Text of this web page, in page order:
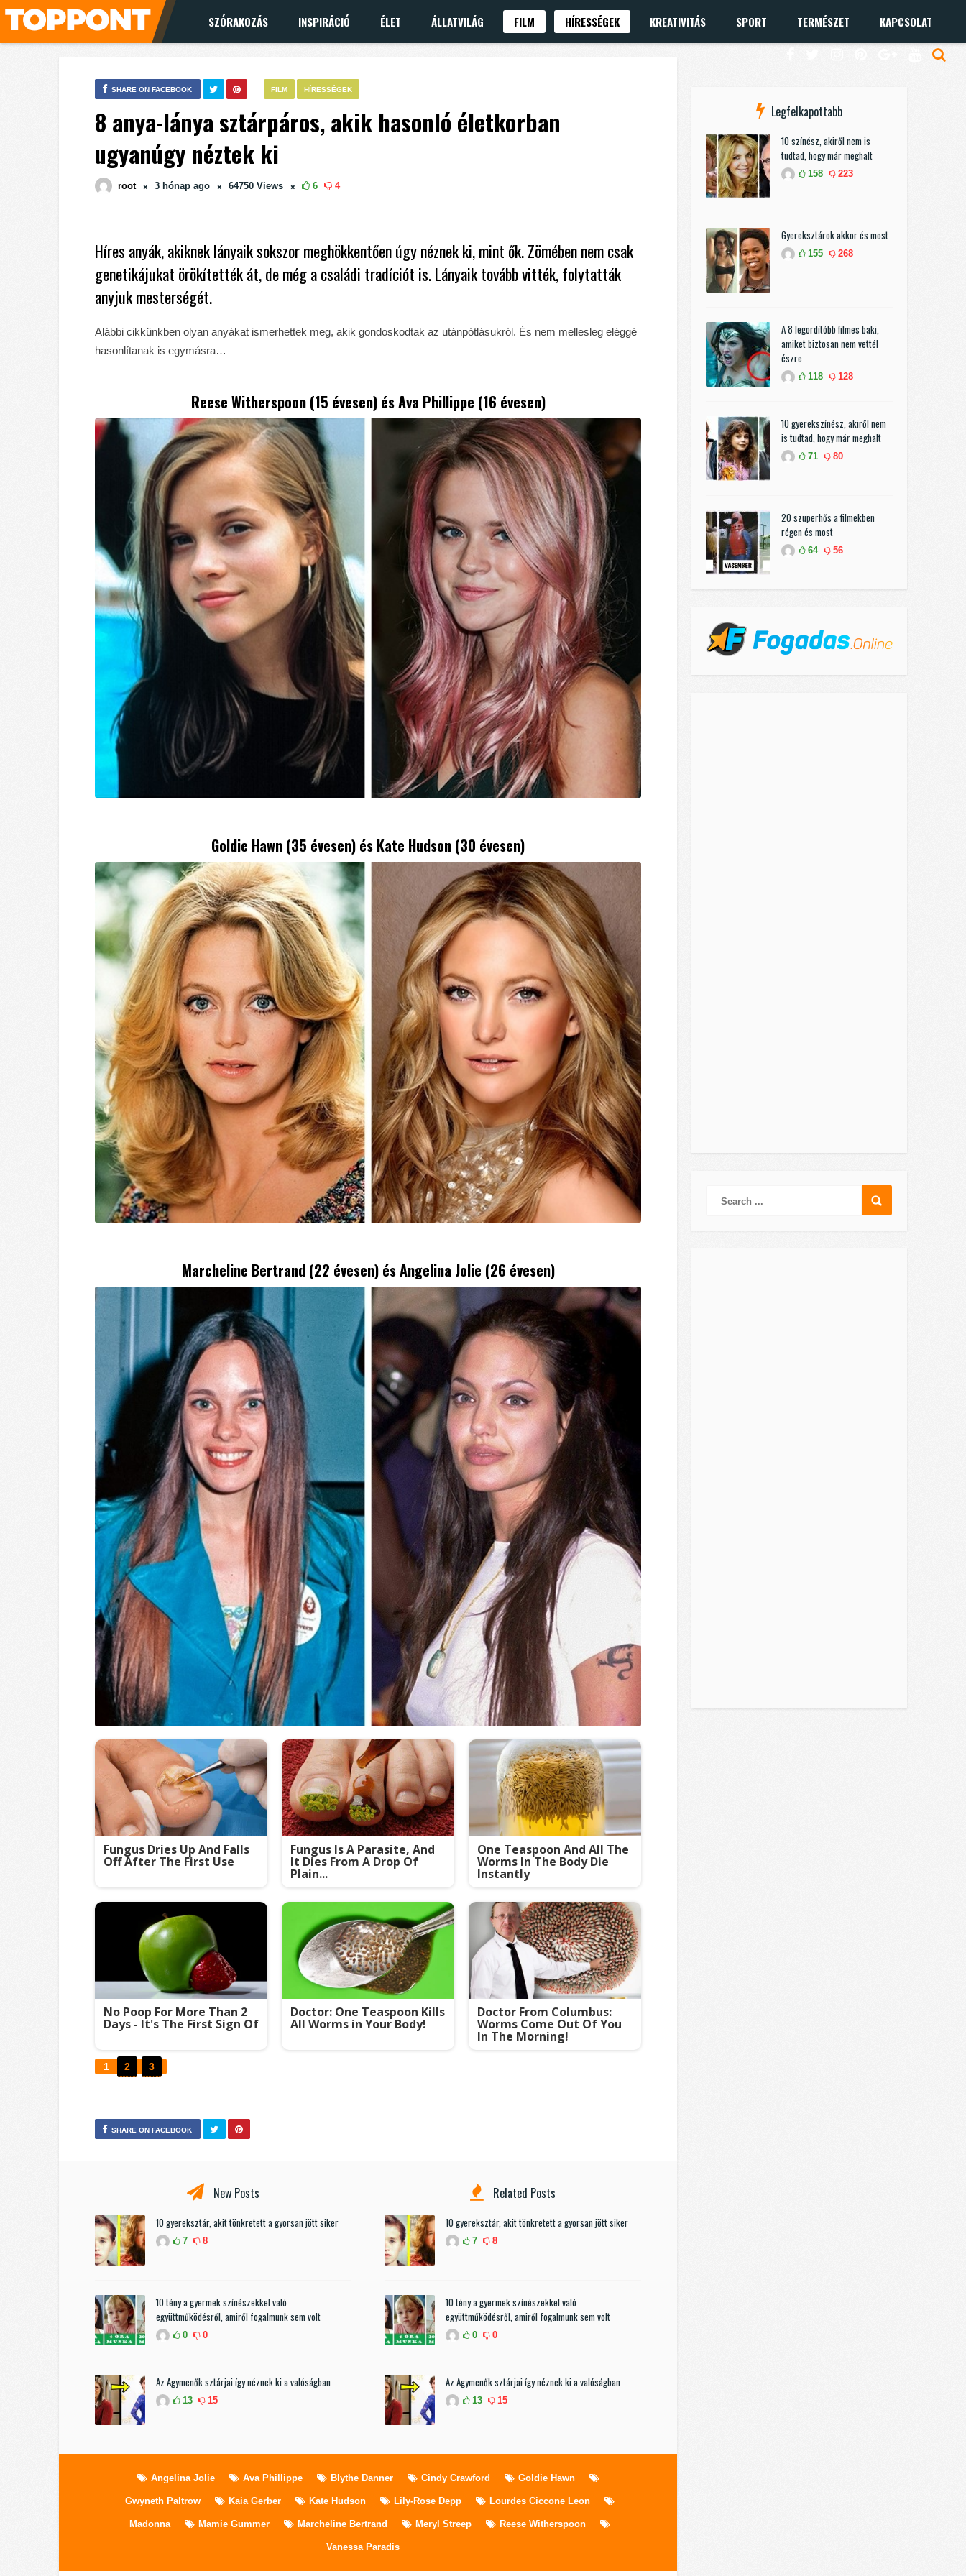
SZÓRAKOZÁS INSPIRÁCIÓ ÉLET ÁLLATVILÁG FILM HÍRESSÉGEK KREATIVITÁS SPORT TERMÉSZET KAPCSOLAT
FILM HÍRESSÉGEK
SHARE ON FACEBOOK
8 anya-lánya sztárpáros, akik hasonló életkorban
ugyanúgy néztek ki
root 3 hónap ago 64750 Views 6 4
Híres anyák, akiknek lányaik sokszor meghökkentően úgy néznek ki, mint ők. Zömében nem csak
genetikájukat örökítették át, de még a családi tradíciót is. Lányaik tovább vitték, folytatták
anyjuk mesterségét.
Alábbi cikkünkben olyan anyákat ismerhettek meg, akik gondoskodtak az utánpótlásukról. És nem mellesleg eléggé
hasonlítanak is egymásra…
Reese Witherspoon(15 évesen) és Ava Phillippe (16 évesen)
Goldie Hawn (35 évesen) és Kate Hudson (30 évesen)
Marcheline Bertrand (22 évesen) és Angelina Jolie (26 évesen)
Fungus Dries Up And Falls
Off After The First Use
Fungus Is A Parasite, And
It Dies From A Drop Of
Plain...
One Teaspoon And All The
Worms In The Body Die
Instantly
No Poop For More Than 2
Days - It's The First Sign Of
Doctor: One Teaspoon Kills
All Worms in Your Body!
Doctor From Columbus:
Worms Come Out Of You
In The Morning!
1 2 3
SHARE ON FACEBOOK
New Posts
10 gyereksztár, akit tönkretett a gyorsan jött siker
7 8
10 tény a gyermek színészekkel való
együttműködésről, amiről fogalmunk sem volt
0 0
Az Agymenők sztárjai így néznek ki a valóságban
13 15
Related Posts
10 gyereksztár, akit tönkretett a gyorsan jött siker
7 8
10 tény a gyermek színészekkel való
együttműködésről, amiről fogalmunk sem volt
0 0
Az Agymenők sztárjai így néznek ki a valóságban
13 15
Angelina Jolie Ava Phillippe Blythe Danner Cindy Crawford Goldie Hawn
Gwyneth Paltrow Kaia Gerber Kate Hudson Lily-Rose Depp Lourdes Ciccone Leon
Madonna Mamie Gummer Marcheline Bertrand Meryl Streep Reese Witherspoon
Vanessa Paradis
Legfelkapottabb
10 színész, akiről nem is
tudtad, hogy már meghalt
158 223
Gyereksztárok akkor és most
155 268
A 8 legordítóbb filmes baki,
amiket biztosan nem vettél
észre
118 128
10 gyerekszínész, akiről nem
is tudtad, hogy már meghalt
71 80
20 szuperhős a filmekben
régen és most
64 56